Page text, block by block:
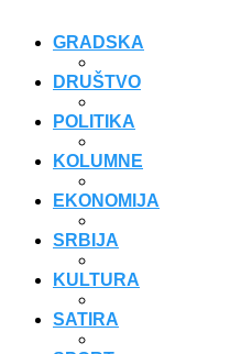
GRADSKA
DRUŠTVO
POLITIKA
KOLUMNE
EKONOMIJA
SRBIJA
KULTURA
SATIRA